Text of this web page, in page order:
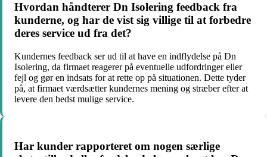
Hvordan håndterer Dn Isolering feedback fra
kunderne, og har de vist sig villige til at forbedre
deres service ud fra det?
Kundernes feedback ser ud til at have en indflydelse på Dn
Isolering, da firmaet reagerer på eventuelle udfordringer eller
fejl og gør en indsats for at rette op på situationen. Dette tyder
på, at firmaet værdsætter kundernes mening og stræber efter at
levere den bedst mulige service.
Har kunder rapporteret om nogen særlige